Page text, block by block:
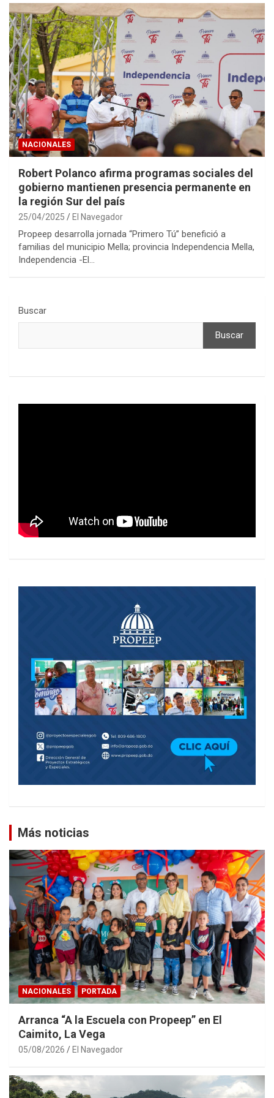
NACIONALES
Robert Polanco afirma programas sociales del
gobierno mantienen presencia permanente en
la región Sur del país
25/04/2025 El Navegador
Propeep desarrolla jornada “Primero Tú” benefició a
familias del municipio Mella; provincia Independencia Mella,
Independencia -El…
Buscar
Buscar
Más noticias
NACIONALES PORTADA
Arranca “A la Escuela con Propeep” en El
Caimito, La Vega
05/08/2026 El Navegador